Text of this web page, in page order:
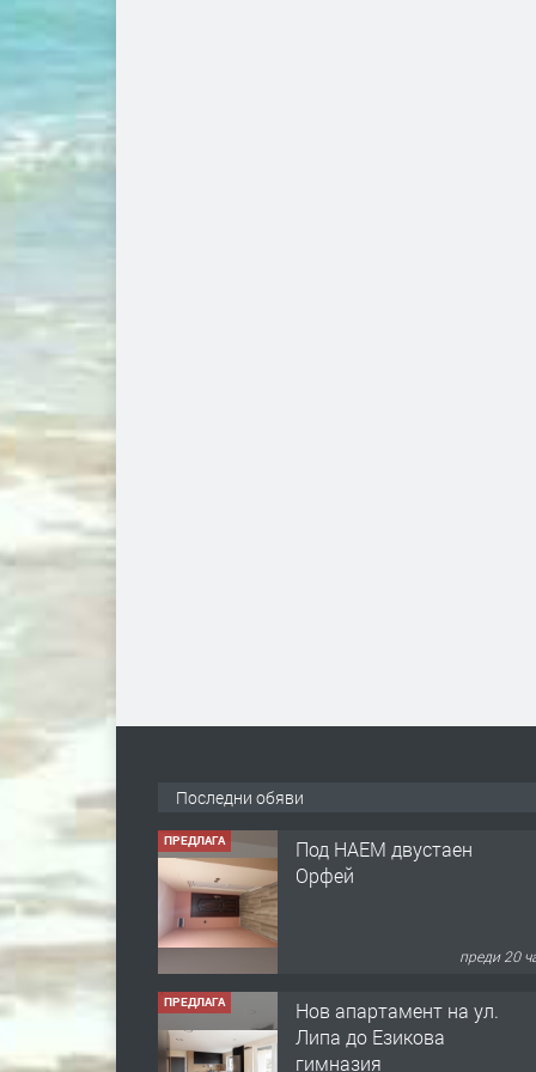
Последни обяви
Орфей
ПРЕДЛАГА
Нов апартамент на ул.
Липа до Езикова
преди 20
ПРЕДЛАГА
🔑 ОБЗАВЕДЕНА
ГАРСОНИЕРА ПОД